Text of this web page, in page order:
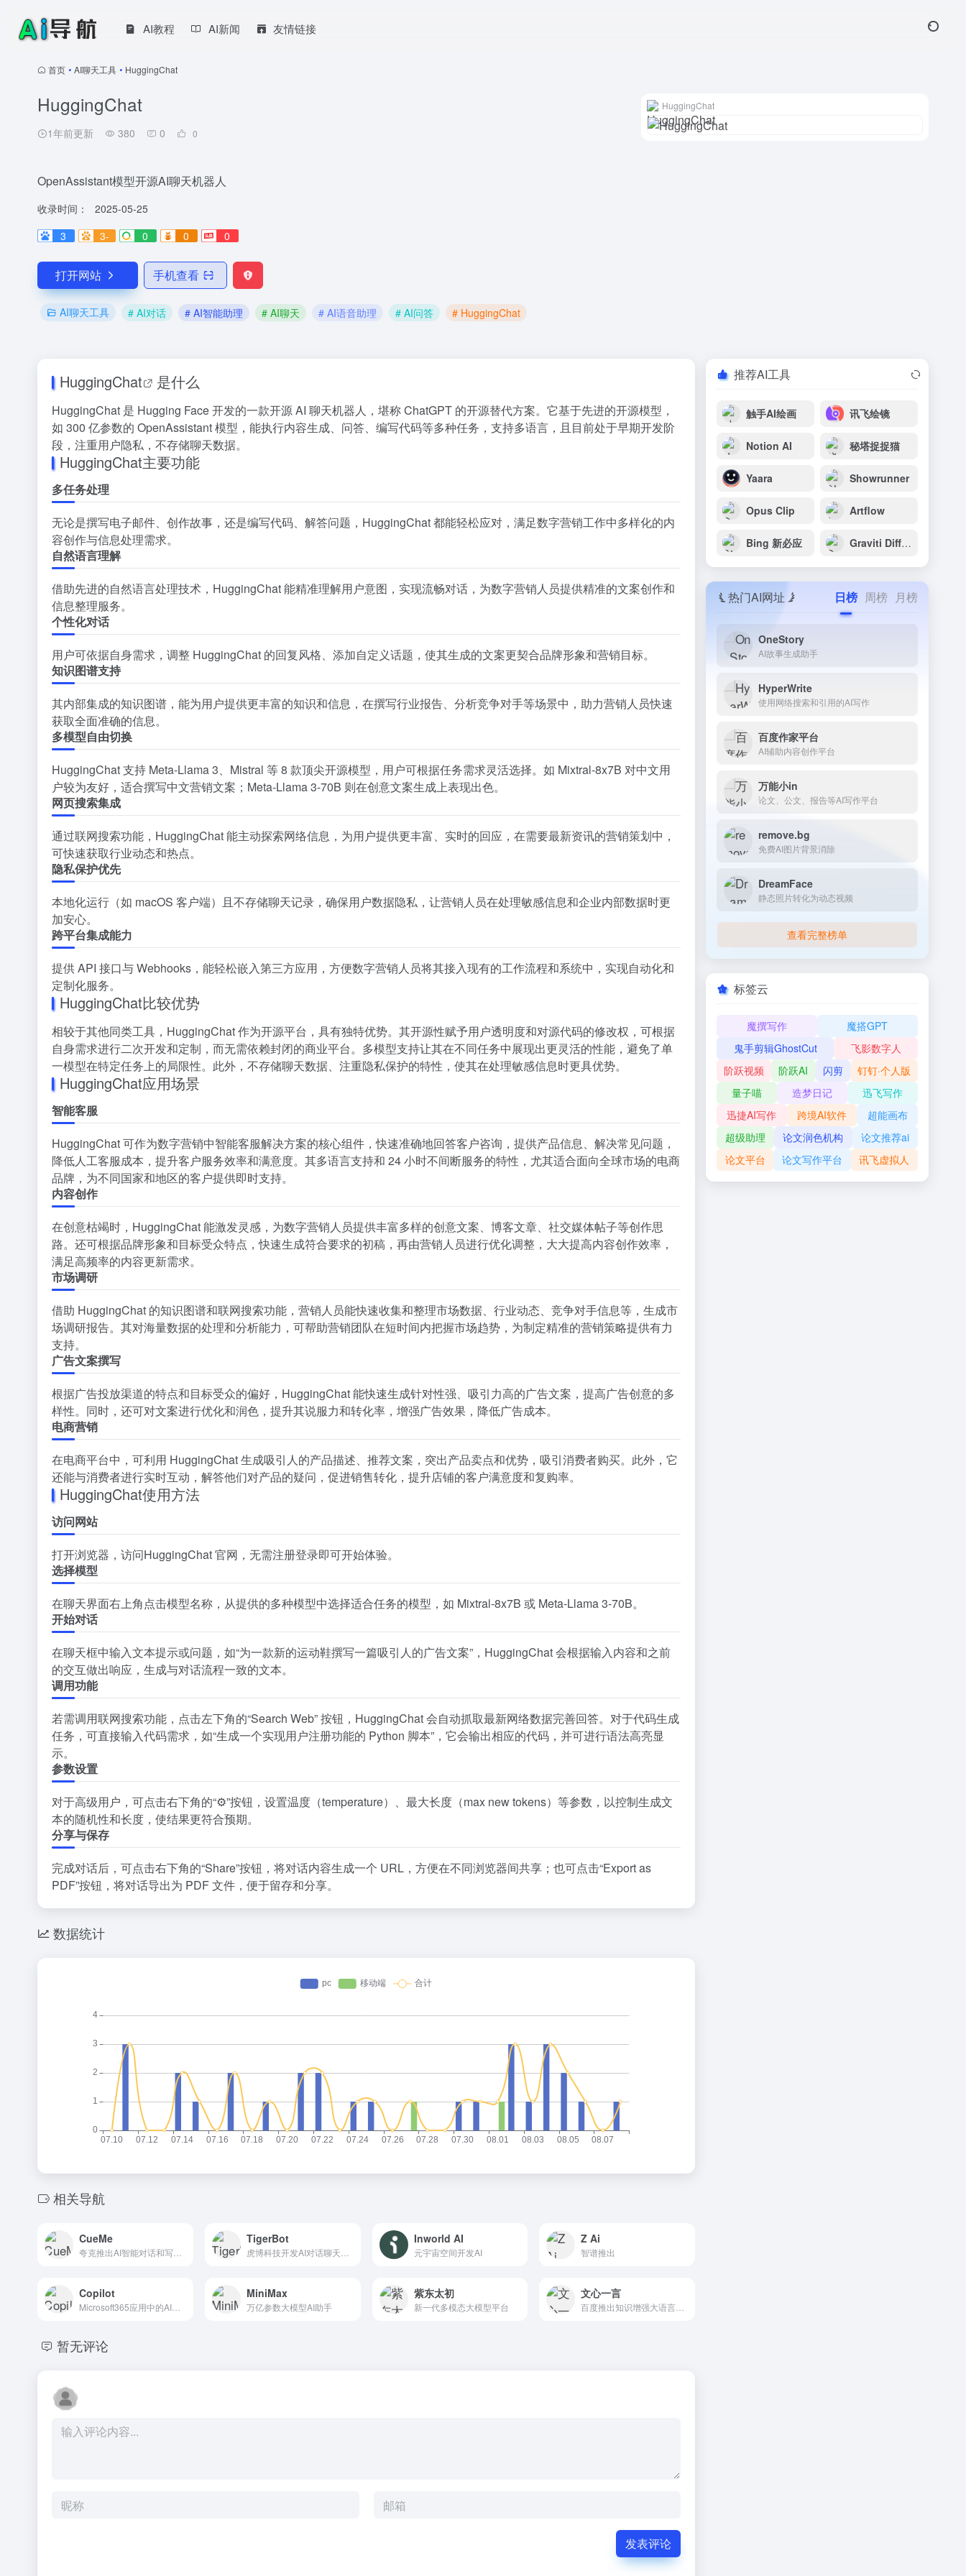
AI教程 AI新闻 友情链接
首页 • AI聊天工具 • HuggingChat
HuggingChat
1年前更新 380 0 0
OpenAssistant模型开源AI聊天机器人
收录时间：
2025-05-25
3
3- 0 0 0
打开网站 手机查看
AI聊天工具 # AI对话 # AI智能助理 # AI聊天 # AI语音助理 # AI问答 # HuggingChat
HuggingChat
HuggingChat 是什么
HuggingChat 是 Hugging Face 开发的一款开源 AI 聊天机器人，堪称 ChatGPT 的开源替代方案。它基于先进的开源模型，
如 300 亿参数的 OpenAssistant 模型，能执行内容生成、问答、编写代码等多种任务，支持多语言，且目前处于早期开发阶
段，注重用户隐私，不存储聊天数据。
HuggingChat主要功能
多任务处理
无论是撰写电子邮件、创作故事，还是编写代码、解答问题，HuggingChat 都能轻松应对，满足数字营销工作中多样化的内
容创作与信息处理需求。
自然语言理解
借助先进的自然语言处理技术，HuggingChat 能精准理解用户意图，实现流畅对话，为数字营销人员提供精准的文案创作和
信息整理服务。
个性化对话
用户可依据自身需求，调整 HuggingChat 的回复风格、添加自定义话题，使其生成的文案更契合品牌形象和营销目标。
知识图谱支持
其内部集成的知识图谱，能为用户提供更丰富的知识和信息，在撰写行业报告、分析竞争对手等场景中，助力营销人员快速
获取全面准确的信息。
多模型自由切换
HuggingChat 支持 Meta-Llama 3、Mistral 等 8 款顶尖开源模型，用户可根据任务需求灵活选择。如 Mixtral-8x7B 对中文用
户较为友好，适合撰写中文营销文案；Meta-Llama 3-70B 则在创意文案生成上表现出色。
网页搜索集成
通过联网搜索功能，HuggingChat 能主动探索网络信息，为用户提供更丰富、实时的回应，在需要最新资讯的营销策划中，
可快速获取行业动态和热点。
隐私保护优先
本地化运行（如 macOS 客户端）且不存储聊天记录，确保用户数据隐私，让营销人员在处理敏感信息和企业内部数据时更
加安心。
跨平台集成能力
提供 API 接口与 Webhooks，能轻松嵌入第三方应用，方便数字营销人员将其接入现有的工作流程和系统中，实现自动化和
定制化服务。
HuggingChat比较优势
相较于其他同类工具，HuggingChat 作为开源平台，具有独特优势。其开源性赋予用户透明度和对源代码的修改权，可根据
自身需求进行二次开发和定制，而无需依赖封闭的商业平台。多模型支持让其在不同任务中展现出更灵活的性能，避免了单
一模型在特定任务上的局限性。此外，不存储聊天数据、注重隐私保护的特性，使其在处理敏感信息时更具优势。
HuggingChat应用场景
智能客服
HuggingChat 可作为数字营销中智能客服解决方案的核心组件，快速准确地回答客户咨询，提供产品信息、解决常见问题，
降低人工客服成本，提升客户服务效率和满意度。其多语言支持和 24 小时不间断服务的特性，尤其适合面向全球市场的电商
品牌，为不同国家和地区的客户提供即时支持。
内容创作
在创意枯竭时，HuggingChat 能激发灵感，为数字营销人员提供丰富多样的创意文案、博客文章、社交媒体帖子等创作思
路。还可根据品牌形象和目标受众特点，快速生成符合要求的初稿，再由营销人员进行优化调整，大大提高内容创作效率，
满足高频率的内容更新需求。
市场调研
借助 HuggingChat 的知识图谱和联网搜索功能，营销人员能快速收集和整理市场数据、行业动态、竞争对手信息等，生成市
场调研报告。其对海量数据的处理和分析能力，可帮助营销团队在短时间内把握市场趋势，为制定精准的营销策略提供有力
支持。
广告文案撰写
根据广告投放渠道的特点和目标受众的偏好，HuggingChat 能快速生成针对性强、吸引力高的广告文案，提高广告创意的多
样性。同时，还可对文案进行优化和润色，提升其说服力和转化率，增强广告效果，降低广告成本。
电商营销
在电商平台中，可利用 HuggingChat 生成吸引人的产品描述、推荐文案，突出产品卖点和优势，吸引消费者购买。此外，它
还能与消费者进行实时互动，解答他们对产品的疑问，促进销售转化，提升店铺的客户满意度和复购率。
HuggingChat使用方法
访问网站
打开浏览器，访问HuggingChat 官网 ，无需注册登录即可开始体验。
选择模型
在聊天界面右上角点击模型名称，从提供的多种模型中选择适合任务的模型，如 Mixtral-8x7B 或 Meta-Llama 3-70B。
开始对话
在聊天框中输入文本提示或问题，如“为一款新的运动鞋撰写一篇吸引人的广告文案”，HuggingChat 会根据输入内容和之前
的交互做出响应，生成与对话流程一致的文本。
调用功能
若需调用联网搜索功能，点击左下角的“Search Web” 按钮，HuggingChat 会自动抓取最新网络数据完善回答。对于代码生成
任务，可直接输入代码需求，如“生成一个实现用户注册功能的 Python 脚本”，它会输出相应的代码，并可进行语法高亮显
示。
参数设置
对于高级用户，可点击右下角的“⚙️”按钮，设置温度（temperature）、最大长度（max new tokens）等参数，以控制生成文
本的随机性和长度，使结果更符合预期。
分享与保存
完成对话后，可点击右下角的“Share”按钮，将对话内容生成一个 URL，方便在不同浏览器间共享；也可点击“Export as
PDF”按钮，将对话导出为 PDF 文件，便于留存和分享。
数据统计
相关导航
CueMe TigerBot Inworld AI
元宇宙空间开发AI
Z Ai
智谱推出
Copilot MiniMax
万亿参数大模型AI助手
紫东太初
新一代多模态大模型平台
文心一言
暂无评论
发表评论
推荐AI工具
触手AI绘画 讯飞绘镜
Notion AI 秘塔捉捉猫
Yaara Showrunner
Opus Clip Artflow
Bing 新必应 Graviti Diffus
热门AI网址 日榜 周榜 月榜
OneStory
AI故事生成助手
HyperWrite
使用网络搜索和引用的AI写作
百度作家平台
AI辅助内容创作平台
万能小in
论文、公文、报告等AI写作平台
remove.bg
免费AI图片背景消除
DreamFace
静态照片转化为动态视频
查看完整榜单
标签云
魔撰写作
魔搭GPT
鬼手剪辑GhostCut
飞影数字人
阶跃视频
阶跃AI 闪剪
钉钉·个人版
量子喵
造梦日记
迅飞写作
迅捷AI写作
跨境AI软件
超能画布
超级助理
论文润色机构
论文推荐ai
论文平台
论文写作平台 讯飞虚拟人